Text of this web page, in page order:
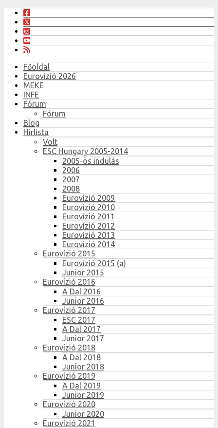
Főoldal
Eurovízió 2026
MEKE
INFE
Fórum
Fórum
Blog
Hírlista
Volt
ESC Hungary 2005-2014
2005-ös indulás
2006
2007
2008
Eurovízió 2009
Eurovízió 2010
Eurovízió 2011
Eurovízió 2012
Eurovízió 2013
Eurovízió 2014
Eurovízió 2015
Eurovízió 2015 (a)
Junior 2015
Eurovízió 2016
A Dal 2016
Junior 2016
Eurovízió 2017
ESC 2017
A Dal 2017
Junior 2017
Eurovízió 2018
A Dal 2018
Junior 2018
Eurovízió 2019
A Dal 2019
Junior 2019
Eurovízió 2020
Junior 2020
Eurovízió 2021